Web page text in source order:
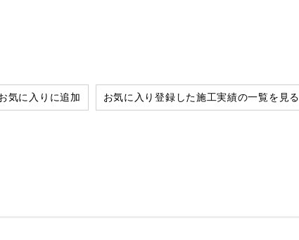
気に入りに追加 お気に入り登録した施工実績の一覧を見る